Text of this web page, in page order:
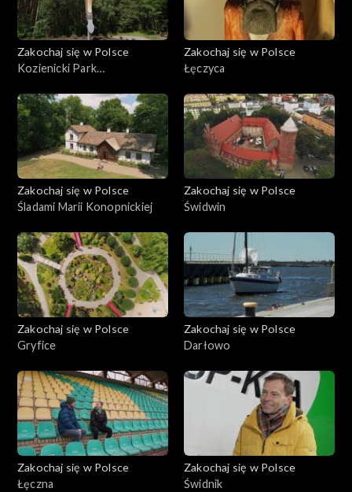
Zakochaj się w Polsce
Kozienicki Park
Zakochaj się w Polsce
Łęczyca
Zakochaj się w Polsce
Śladami Marii Konopnickiej
Zakochaj się w Polsce
Świdwin
Zakochaj się w Polsce
Gryfice
Zakochaj się w Polsce
Darłowo
Zakochaj się w Polsce
Łęczna
Zakochaj się w Polsce
Świdnik